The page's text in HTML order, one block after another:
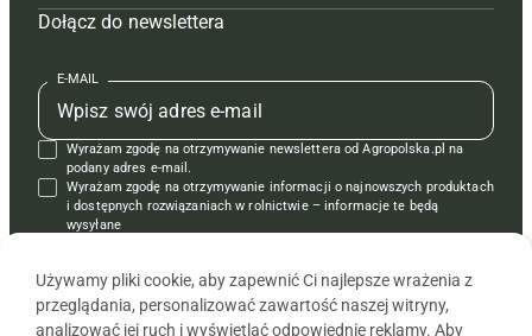
Mapa serwisu
Kontakt
Regulamin
Polityka prywatności
Prenumerata
Redakcja
Kontakt
Reklama
Prenumerata
Reklama
Kontakt
Krzyżówki
Czasopisma i prenumerata
Książki
Regulamin
Dołącz do newslettera
E-MAIL
Wyrażam zgodę na otrzymywanie newslettera od Agropolska.pl na
podany adres e-mail.
Wyrażam zgodę na otrzymywanie informacji o najnowszych produktach
i dostępnych rozwiązaniach w rolnictwie – informacje te będą
wysyłane
Używamy pliki cookie, aby zapewnić Ci najlepsze wrażenia z
przeglądania, personalizować zawartość naszej witryny,
analizować jej ruch i wyświetlać odpowiednie reklamy. Aby